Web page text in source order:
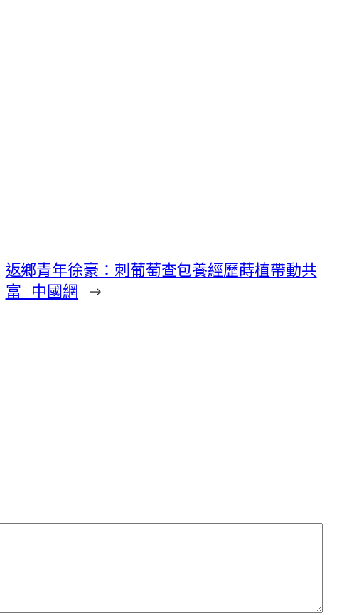
返鄉青年徐豪：刺葡萄查包養經歷蒔植帶動共
富_中國網 →